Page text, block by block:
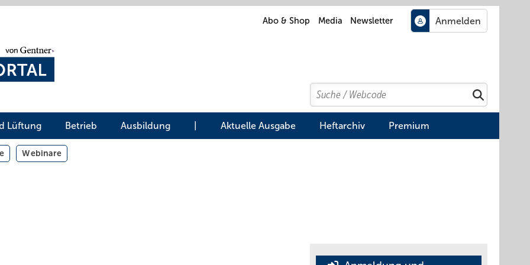
Abo & Shop Media Newsletter
Search
Suchen
Lüftung Betrieb Ausbildung Aktuelle Ausgabe Heftarchiv Premium
Webinare